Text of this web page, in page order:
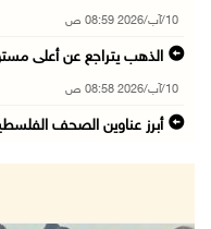
10/آب/2026 08:59 ص
الذهب يتراجع عن أعلى مستوى في
10/آب/2026 08:58 ص
أبرز عناوين الصحف
"التربية": تمديد فترة